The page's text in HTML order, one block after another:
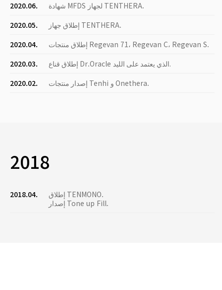
2020.06.
شهادة MFDS لجهاز TENTHERA.
2020.05.
إطلاق جهاز TENTHERA.
2020.04.
إطلاق منتجات Regevan 71، Regevan C، Regevan S.
2020.03.
إطلاق قناع Dr.Oracle الذي يعتمد على الليد.
2020.02.
إصدار منتجات Tenhi و Onethera.
2018
2018.04.
إطلاق TENMONO.
إصدار Tone up Fill.